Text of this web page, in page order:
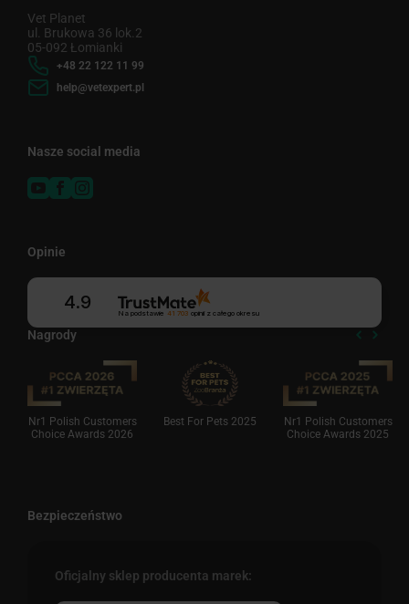
Vet Planet
ul. Brukowa 36 lok.2
05-092 Łomianki
+48 22 122 11 99
help@vetexpert.pl
Nasze social media
Nagrody
Nr1 Polish Customers
Choice Awards 2026
Best For Pets 2025
Nr1 Polish Customers
Choice Awards 2025
Opinie
4.9
Na podstawie 41 703 opinii z całego okresu
Bezpieczeństwo
Oficjalny sklep producenta marek: